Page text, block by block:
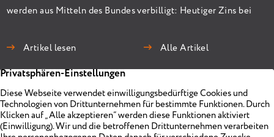
werden aus Mitteln des Bundes verbilligt: Heutiger Zins bei
Zinsbindung Antragstellende verpflichten sich zu
energetischer Sanierung binnen 54 Monaten nach
Artikel lesen Alle Artikel
Immobilien Unternehmen